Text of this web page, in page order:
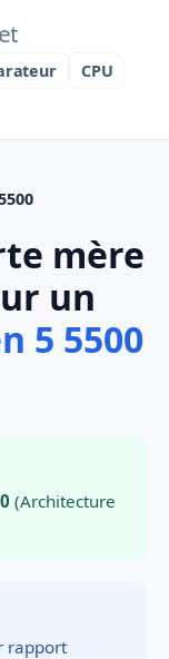
CPU
mère
un
5 5500
(Architecture
rapport